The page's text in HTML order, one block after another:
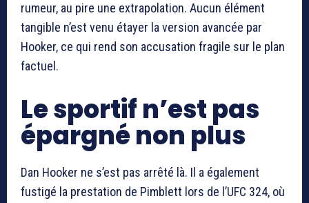
rumeur, au pire une extrapolation. Aucun élément
tangible n’est venu étayer la version avancée par
Hooker, ce qui rend son accusation fragile sur le plan
factuel.
Le sportif n’est pas
épargné non plus
Dan Hooker ne s’est pas arrêté là. Il a également
fustigé la prestation de Pimblett lors de l’UFC 324, où